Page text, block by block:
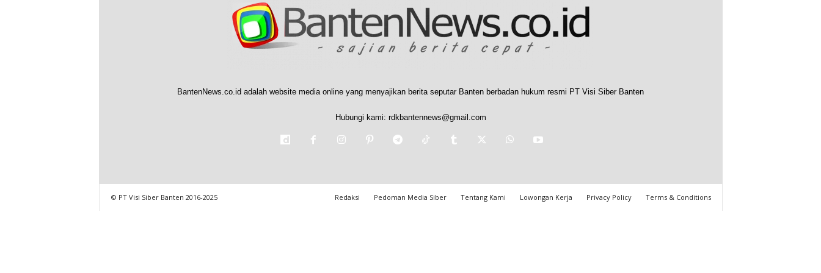
BantenNews.co.id adalah website media online yang menyajikan berita seputar Banten berbadan hukum resmi PT Visi Siber Banten
Hubungi kami: rdkbantennews@gmail.com
Redaksi Pedoman Media Siber Tentang Kami Lowongan Kerja Privacy Policy Terms & Conditions
© PT Visi Siber Banten 2016-2025